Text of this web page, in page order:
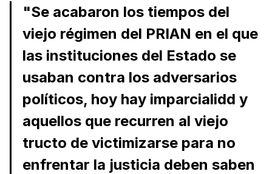
"Se acabaron los tiempos del
viejo régimen del PRIAN en el que
las instituciones del Estado se
usaban contra los adversarios
políticos, hoy hay imparcialidd y
aquellos que recurren al viejo
tructo de victimizarse para no
enfrentar la justicia deben saben